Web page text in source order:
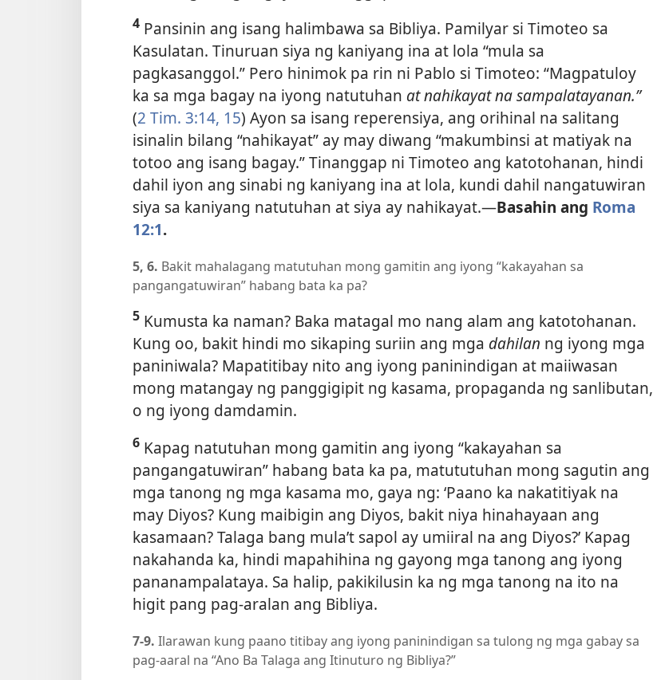
4 Pansinin ang isang halimbawa sa Bibliya. Pamilyar si Timoteo sa
Kasulatan. Tinuruan siya ng kaniyang ina at lola “mula sa
pagkasanggol.” Pero hinimok pa rin ni Pablo si Timoteo: “Magpatuloy
ka sa mga bagay na iyong natutuhan at nahikayat na sampalatayanan.”
(2 Tim. 3:14, 15) Ayon sa isang reperensiya, ang orihinal na salitang
isinalin bilang “nahikayat” ay may diwang “makumbinsi at matiyak na
totoo ang isang bagay.” Tinanggap ni Timoteo ang katotohanan, hindi
dahil iyon ang sinabi ng kaniyang ina at lola, kundi dahil nangatuwiran
siya sa kaniyang natutuhan at siya ay nahikayat.—Basahin ang Roma
12:1.
5, 6. Bakit mahalagang matutuhan mong gamitin ang iyong “kakayahan sa
pangangatuwiran” habang bata ka pa?
5 Kumusta ka naman? Baka matagal mo nang alam ang katotohanan.
Kung oo, bakit hindi mo sikaping suriin ang mga dahilan ng iyong mga
paniniwala? Mapatitibay nito ang iyong paninindigan at maiiwasan
mong matangay ng panggigipit ng kasama, propaganda ng sanlibutan,
o ng iyong damdamin.
6 Kapag natutuhan mong gamitin ang iyong “kakayahan sa
pangangatuwiran” habang bata ka pa, matututuhan mong sagutin ang
mga tanong ng mga kasama mo, gaya ng: ‘Paano ka nakatitiyak na
may Diyos? Kung maibigin ang Diyos, bakit niya hinahayaan ang
kasamaan? Talaga bang mula’t sapol ay umiiral na ang Diyos?’ Kapag
nakahanda ka, hindi mapahihina ng gayong mga tanong ang iyong
pananampalataya. Sa halip, pakikilusin ka ng mga tanong na ito na
higit pang pag-aralan ang Bibliya.
7-9. Ilarawan kung paano titibay ang iyong paninindigan sa tulong ng mga gabay sa
pag-aaral na “Ano Ba Talaga ang Itinuturo ng Bibliya?”